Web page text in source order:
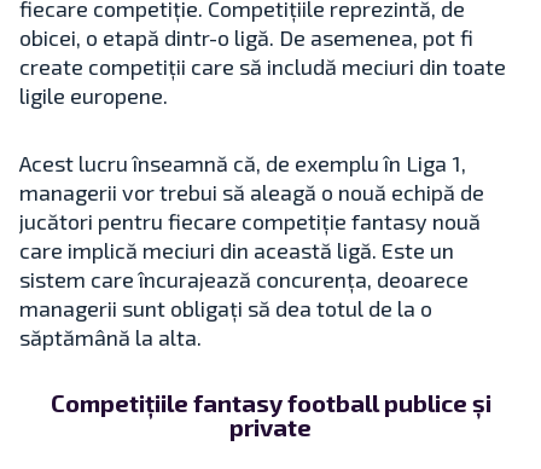
fiecare competiție. Competițiile reprezintă, de
obicei, o etapă dintr-o ligă. De asemenea, pot fi
create competiții care să includă meciuri din toate
ligile europene.
Acest lucru înseamnă că, de exemplu în Liga 1,
managerii vor trebui să aleagă o nouă echipă de
jucători pentru fiecare competiție fantasy nouă
care implică meciuri din această ligă. Este un
sistem care încurajează concurența, deoarece
managerii sunt obligați să dea totul de la o
săptămână la alta.
Competițiile fantasy football publice și
private